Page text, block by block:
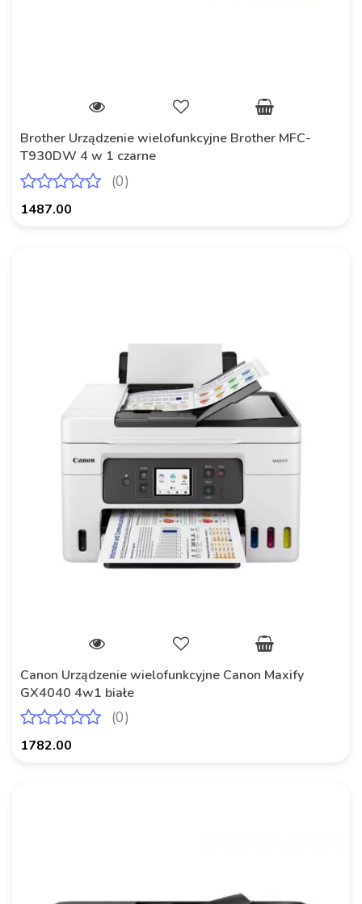
Brother Urządzenie wielofunkcyjne Brother MFC-
T930DW 4 w 1 czarne
(0)
1487.00
Canon Urządzenie wielofunkcyjne Canon Maxify
GX4040 4w1 białe
(0)
1782.00